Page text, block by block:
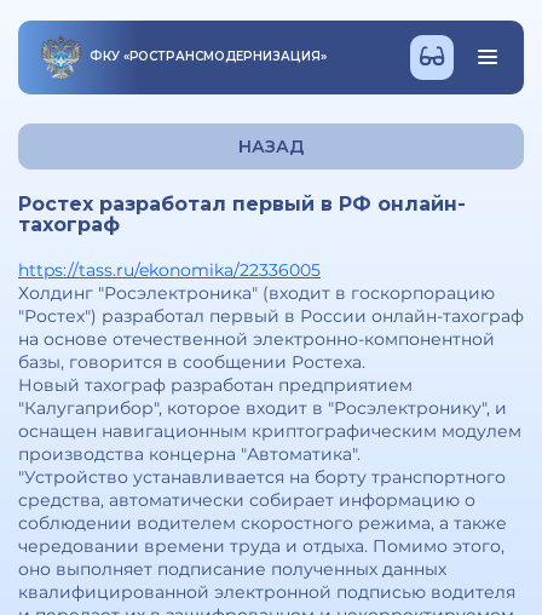
ФКУ «РОСТРАНСМОДЕРНИЗАЦИЯ»
НАЗАД
Ростех разработал первый в РФ онлайн-
тахограф
https://tass.ru/ekonomika/22336005
Холдинг "Росэлектроника" (входит в госкорпорацию
"Ростех") разработал первый в России онлайн-тахограф
на основе отечественной электронно-компонентной
базы, говорится в сообщении Ростеха.
Новый тахограф разработан предприятием
"Калугаприбор", которое входит в "Росэлектронику", и
оснащен навигационным криптографическим модулем
производства концерна "Автоматика".
"Устройство устанавливается на борту транспортного
средства, автоматически собирает информацию о
соблюдении водителем скоростного режима, а также
чередовании времени труда и отдыха. Помимо этого,
оно выполняет подписание полученных данных
квалифицированной электронной подписью водителя